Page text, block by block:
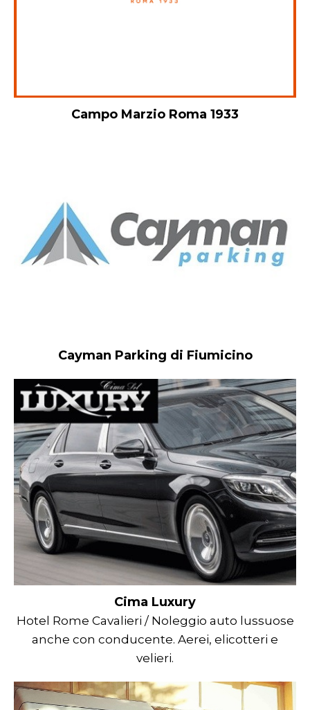
Campo Marzio Roma 1933
Cayman Parking di Fiumicino
Cima Luxury
Hotel Rome Cavalieri / Noleggio auto lussuose
anche con conducente. Aerei, elicotteri e
velieri.